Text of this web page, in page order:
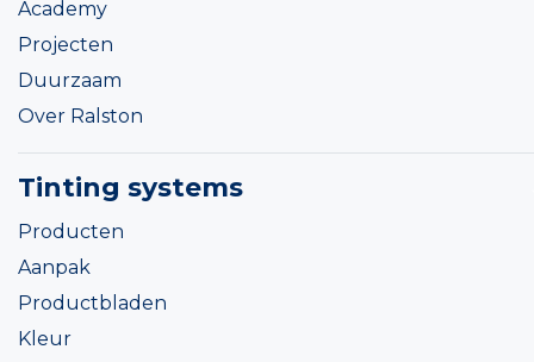
Academy
Projecten
Duurzaam
Over Ralston
Tinting systems
Producten
Aanpak
Productbladen
Kleur